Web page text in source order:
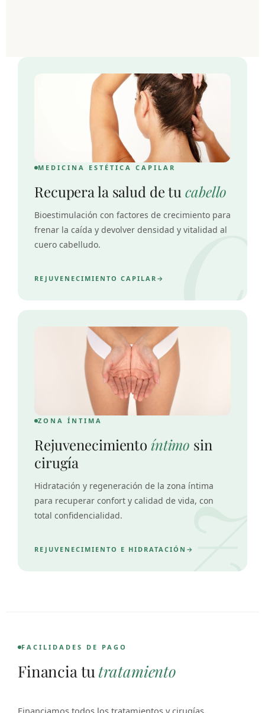
MEDICINA ESTÉTICA CAPILAR
Recupera la salud de tucabello
Bioestimulación con factores de crecimiento para
frenar la caída y devolver densidad y vitalidad al
cuero cabelludo.
REJUVENECIMIENTO CAPILAR
ZONA ÍNTIMA
Rejuvenecimiento íntimo sin
cirugía
Hidratación y regeneración de la zona íntima
para recuperar confort y calidad de vida, con
total confidencialidad.
REJUVENECIMIENTO E HIDRATACIÓN
FACILIDADES DE PAGO
Financia tutratamiento
Financiamos todos los tratamientos y cirugías.